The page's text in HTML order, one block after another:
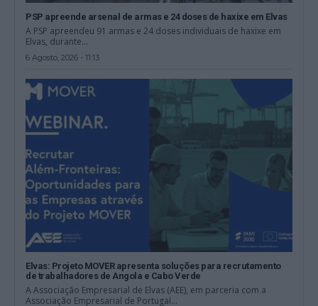
PSP apreende arsenal de armas e 24 doses de haxixe em Elvas
A PSP apreendeu 91 armas e 24 doses individuais de haxixe em
Elvas, durante...
6 Agosto, 2026 - 11:13
Elvas: Projeto MOVER apresenta soluções para recrutamento
de trabalhadores de Angola e Cabo Verde
A Associação Empresarial de Elvas (AEE), em parceria com a
Associação Empresarial de Portugal...